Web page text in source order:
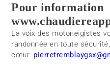
Pour information
La voix des motoneigistes
randonnée en toute
cœur.